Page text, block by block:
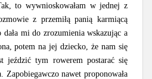
to wywnioskowałam w jednej z
z przemiłą panią karmiącą
mi do zrozumienia wskazując a
potem na jej dziecko, że nam się
jeździć tym rowerem postarać się
Zapobiegawczo nawet proponowała